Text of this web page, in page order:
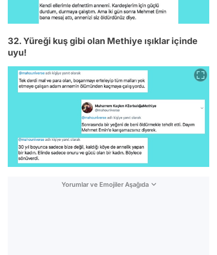
32. Yüreği kuş gibi olan Methiye ışıklar içinde
uyu!
Yorumlar ve Emojiler Aşağıda